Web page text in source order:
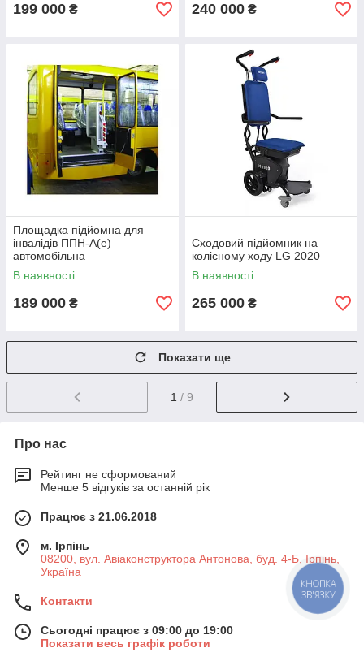
199 000 ₴ 240 000 ₴
Площадка підйомна для
інвалідів ППН-А(е)
автомобільна
В наявності
189 000 ₴
Сходовий підйомник на
колісному ходу LG 2020
В наявності
265 000 ₴
Показати ще
1 / 9
Про нас
Рейтинг не сформований
Менше 5 відгуків за останній рік
Працює з 21.06.2018
м. Ірпінь
08200, вул. Авіаконструктора Антонова, буд. 4-Б, Ірпінь,
Україна
Контакти
Сьогодні працює з 09:00 до 19:00
Показати весь графік роботи
КНОПКА
ЗВ'ЯЗКУ